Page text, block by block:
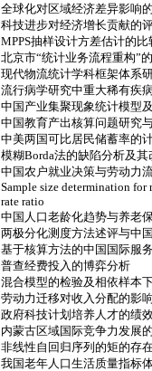
全球化对区域经济差异影响
科技进步对经济增长贡献的
MPPS抽样设计方差估计的比
北京市“统计业务流程重构”
现代物流统计学科框架体系
流行病学研究中重大稀有疾
中国产业集聚现象统计模型
中国教育产出核算问题研究
中美两国可比居民储蓄率的
模糊Borda法的缺陷分析及其
中国农户就业决策与劳动力
Sample size determination
rate ratio
中国人口老龄化趋势与养老
两极分化测度方法述评与中
基于核算方法的中国国际服
普查经费投入的博弈分析
混合模型的检验及相依样本
劳动力迁移对收入分配的影
政府科技计划培养人才的绩
内蒙古区域国际竞争力发展
非线性自回归序列的矩的存
我国老年人口生活质量指标